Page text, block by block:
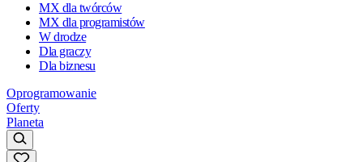
MX dla twórców
MX dla programistów
W drodze
Dla graczy
Dla biznesu
Oprogramowanie
Oferty
Planeta